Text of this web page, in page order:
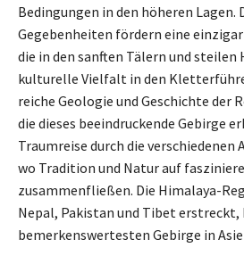
Bedingungen in den höheren Lagen.
Gegebenheiten fördern eine
die in den sanften Tälern und steilen
kulturelle Vielfalt in den
reiche Geologie und Geschichte der
die dieses beeindruckende Gebirge
Traumreise durch die verschiedenen
wo Tradition und Natur auf
zusammenfließen. Die Himalaya-
Nepal, Pakistan und Tibet
bemerkenswertesten Gebirge in